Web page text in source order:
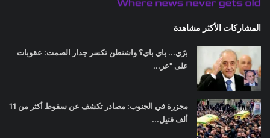
المشاركات الأكثر مشاهدة
برّي... باي باي؟ واشنطن تكسر جدار الصمت: عقوبات
على "عر...
مجزرة في الجنوب: مصادر تكشف عن سقوط أكثر من 11
ألف قتيل...